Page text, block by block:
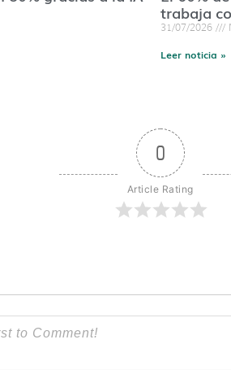
trabaja
31/07/2026
Leer noticia »
0
Article Rating